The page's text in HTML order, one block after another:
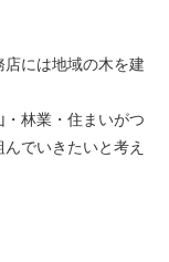
には地域の木を建
林業・住まいがつ
でいきたいと考え